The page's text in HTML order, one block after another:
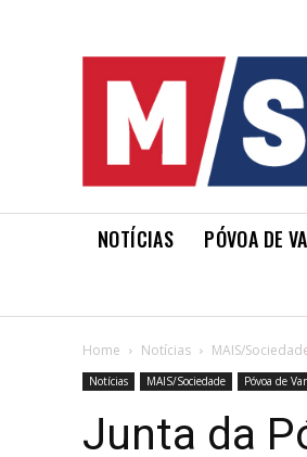
NOTÍCIAS PÓVOA DE
Home Notícias MAIS/
Notícias MAIS/Sociedade Póvoa de
Junta da